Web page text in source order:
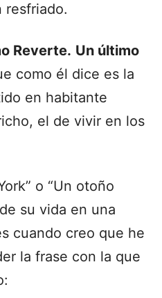
resfriado.
Reverte. Un último
como él dice es la
en habitante
el de vivir en los
o “Un otoño
su vida en una
cuando creo que he
la frase con la que